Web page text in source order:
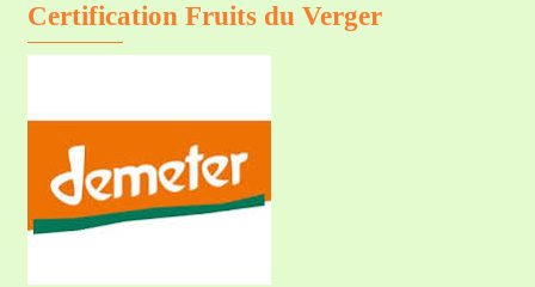
Certification Fruits du Verger